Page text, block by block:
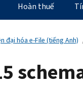
Hoàn thuế
đại hóa e-File (tiếng Anh)